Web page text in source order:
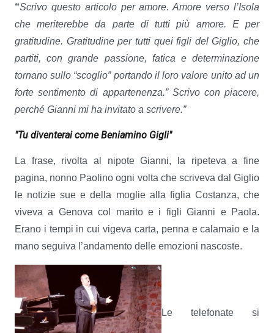
“Scrivo questo articolo per amore.Amore verso l’Isola
che meriterebbe da parte di tutti più amore. E per
gratitudine. Gratitudine per tutti quei figli del Giglio, che
partiti, con grande passione, fatica e determinazione
tornano sullo “scoglio” portando il loro valore unito ad un
forte sentimento di appartenenza.” Scrivo con piacere,
perché Gianni mi ha invitato a scrivere.”
"Tu diventerai come Beniamino Gigli"
La frase, rivolta al nipote Gianni, la ripeteva a fine
pagina, nonno Paolino ogni volta che scriveva dal Giglio
le notizie sue e della moglie alla figlia Costanza, che
viveva a Genova col marito e i figli Gianni e Paola.
Erano i tempi in cui vigeva carta, penna e calamaio e la
mano seguiva l’andamento delle emozioni nascoste.
Le telefonate si